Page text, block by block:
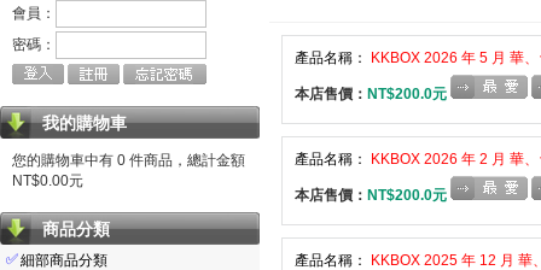
會員：
密碼：
我的購物車
您的購物車中有 0 件商品，總計金額
NT$0.00元
商品分類
✅細部商品分類
產品名稱： KKBOX 2026 年 5 月 華
本店售價： NT$200.0元
產品名稱： KKBOX 2026 年 2 月 華
本店售價： NT$200.0元
產品名稱： KKBOX 2025 年 12 月